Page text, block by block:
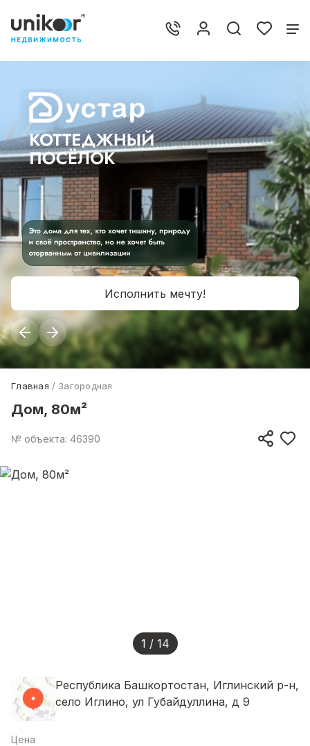
Исполнить мечту!
Главная Загородная
Дом, 80м²
№ объекта: 46390
1 / 14
Республика Башкортостан, Иглинский р-н,
село Иглино, ул Губайдуллина, д 9
Цена